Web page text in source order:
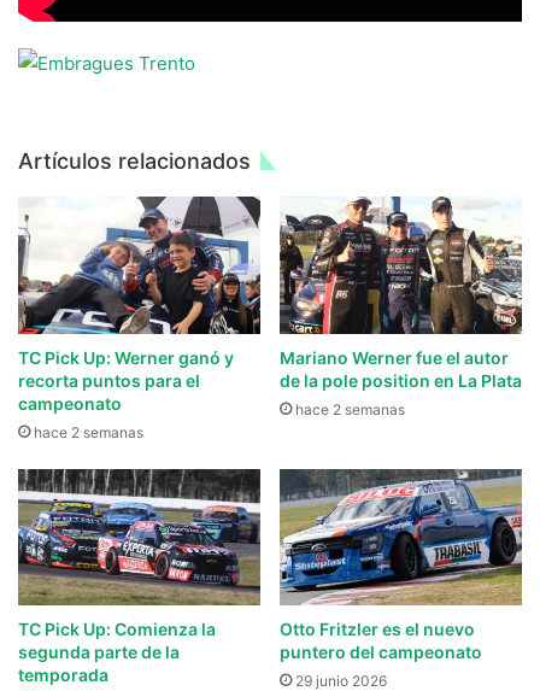
Artículos relacionados
TC Pick Up: Werner ganó y
recorta puntos para el
campeonato
hace 2 semanas
Mariano Werner fue el autor
de la pole position en La Plata
hace 2 semanas
TC Pick Up: Comienza la
segunda parte de la
temporada
Otto Fritzler es el nuevo
puntero del campeonato
29 junio 2026